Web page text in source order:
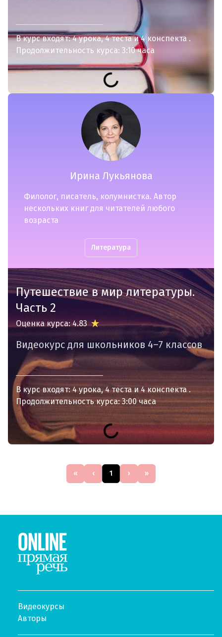
В курс входят:4 урока 4 теста
4 конспекта
Продолжительность курса: 3:10 часа
Ирина Лукьянова
Филолог, писатель, колумнистка. Автор
нескольких книг для читателей любого
возраста
Литература
Путешествие в мир литературы.
Часть 2
Оценка курса: 4.83
Видеокурс для школьников 4–7 классов
В курс входят:4 урока 4 теста
4 конспекта
Продолжительность курса: 3:00 часа
« ‹ 1 › »
Видеокурсы
Авторы